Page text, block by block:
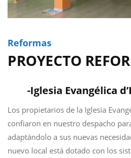
Reformas
PROYECTO
-Iglesia Evangélica
Los propietarios de la Iglesia
confiaron en nuestro despacho
adaptándolo a sus nuevas
nuevo local está dotado con los